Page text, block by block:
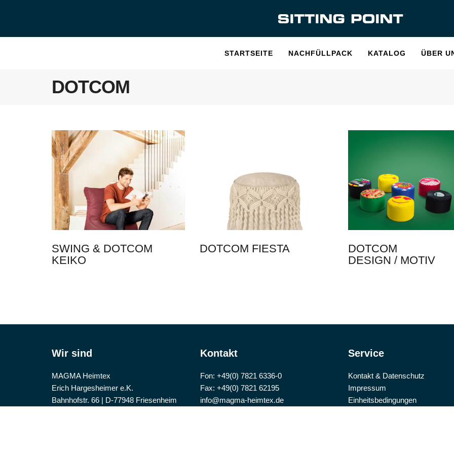
STARTSEITE NACHFÜLLPACK KATALOG ÜBER
DOTCOM
SWING & DOTCOM
KEIKO
DOTCOM FIESTA
DOTCOM
DESIGN / MOTIV
Wir sind
MAGMA Heimtex
Erich Hargesheimer e.K.
Bahnhofstr. 66 | D-77948 Friesenheim
Kontakt
Fon: +49(0) 7821 6336-0
Fax: +49(0) 7821 62195
info@magma-heimtex.de
Service
Kontakt & Datenschutz
Impressum
Einheitsbedingungen